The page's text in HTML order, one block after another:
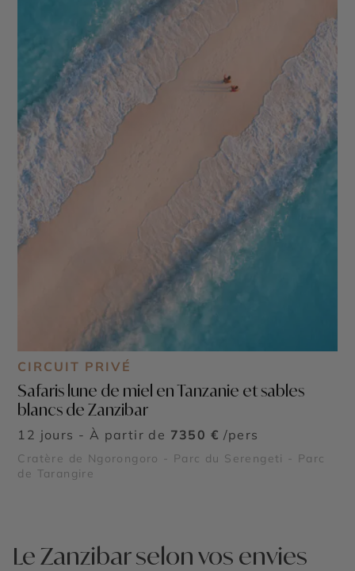
CIRCUIT PRIVÉ
Safaris lune de miel en Tanzanie et sables
blancs de Zanzibar
12 jours - À partir de 7350 € /pers
Cratère de Ngorongoro - Parc du Serengeti - Parc
de Tarangire
Le Zanzibar selon vos envies